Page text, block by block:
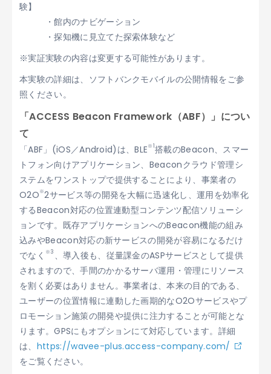
験】
・館内のナビゲーション
・探知機に見立てた探索体験など
※実証実験の内容は変更する可能性があります。
本実験の詳細は、ソフトバンクモバイルの公開情報をご参
照ください。
「ACCESS Beacon Framework（ABF）」につい
て
「ABF」(iOS／Android)は、BLE※1搭載のBeacon、スマー
トフォン向けアプリケーション、Beaconクラウド管理シ
ステムをワンストップで提供することにより、事業者の
O2O※2サービス等の開発を大幅に迅速化し、運用を効率化
するBeacon対応の位置連動型コンテンツ配信ソリューシ
ョンです。既存アプリケーションへのBeacon機能の組み
込みやBeacon対応の新サービスの開発が容易になるだけ
でなく ※3 、導入後も、従量課金のASPサービスとして提供
されますので、手間のかかるサーバ運用・管理にリソース
を割く必要はありません。事業者は、本来の目的である、
ユーザーの位置情報に連動した画期的なO2Oサービスやプ
ロモーション施策の開発や提供に注力することが可能とな
ります。GPSにもオプションにて対応しています。詳細
は、 https://wavee-plus.access-company.com/
をご覧ください。